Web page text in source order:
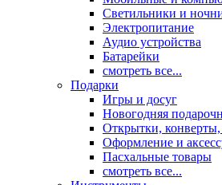
Светильники и
Электропитание
Аудио устройства
Батарейки
смотреть все...
Подарки
Игры и досуг
Новогодняя
Открытки, конверты,
Оформление и
Пасхальные товары
смотреть все...